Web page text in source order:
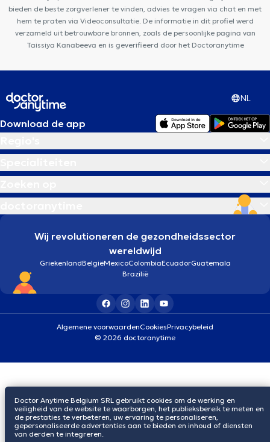
bieden de beste zorgverlener te vinden, advies te vragen via chat en met
hem te praten via Videoconsultatie. De informatie in dit profiel werd
verzameld uit betrouwbare bronnen, zoals de persoonlijke pagina van
Taissiya Kanabeeva en is geverifieerd door het Doctoranytime
NL
Download de app
Wij revolutioneren de gezondheidssector
wereldwijd
GriekenlandBelgiëMexicoColombiaEcuadorGuatemala
Brazilië
Algemene voorwaardenCookiesPrivacybeleid
© 2026 doctoranytime
Doctor Anytime Belgium SRL gebruikt cookies om de werking en
veiligheid van de website te waarborgen, het publieksbereik te meten en
de prestaties te verbeteren, uw ervaring te personaliseren,
gepersonaliseerde advertenties aan te bieden en inhoud of diensten
van derden te integreren.